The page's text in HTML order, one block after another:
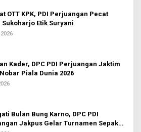
OTT KPK, PDI Perjuangan Pecat
Sukoharjo Etik Suryani
Kader, DPC PDI Perjuangan Jaktim
Piala Dunia 2026
Bulan Bung Karno, DPC PDI
Jakpus Gelar Turnamen Sepak